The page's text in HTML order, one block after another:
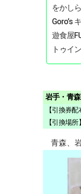
をかし
Goro’s
遊食屋
トゥイ
岩手・青
【引換券
【引換場
青森、